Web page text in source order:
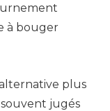
à bouger
plus
jugés